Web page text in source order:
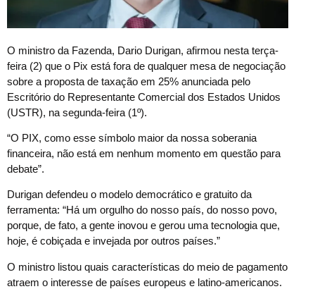
O ministro da Fazenda, Dario Durigan, afirmou nesta terça-
feira (2) que o Pix está fora de qualquer mesa de negociação
sobre a proposta de taxação em 25% anunciada pelo
Escritório do Representante Comercial dos Estados Unidos
(USTR), na segunda-feira (1º).
“O PIX, como esse símbolo maior da nossa soberania
financeira, não está em nenhum momento em questão para
debate”.
Durigan defendeu o modelo democrático e gratuito da
ferramenta: “Há um orgulho do nosso país, do nosso povo,
porque, de fato, a gente inovou e gerou uma tecnologia que,
hoje, é cobiçada e invejada por outros países.”
O ministro listou quais características do meio de pagamento
atraem o interesse de países europeus e latino-americanos.